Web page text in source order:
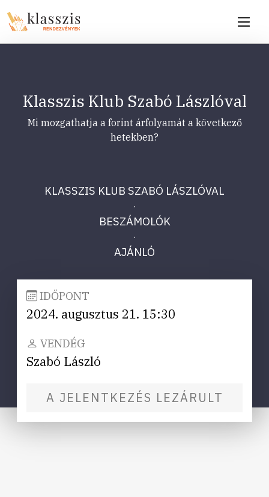
Klasszis Klub Szabó Lászlóval
Mi mozgathatja a forint árfolyamát a következő
hetekben?
KLASSZIS KLUB SZABÓ LÁSZLÓVAL
·
BESZÁMOLÓK
·
AJÁNLÓ
IDŐPONT
2024. augusztus 21. 15:30
VENDÉG
Szabó László
A JELENTKEZÉS LEZÁRULT